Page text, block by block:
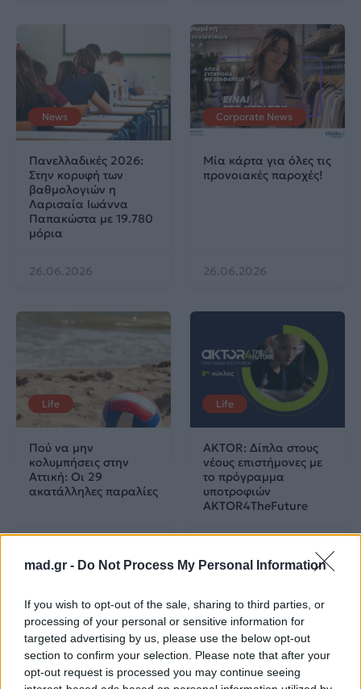
mad.gr - Do Not Process My Personal Information
If you wish to opt-out of the sale, sharing to third parties, or
processing of your personal or sensitive information for
targeted advertising by us, please use the below opt-out
section to confirm your selection. Please note that after your
opt-out request is processed you may continue seeing
News
Πανελλαδικές 2026:
Στην κορυφή των
βαθμολογιών η
Λαρισαία Ιωάννα
Παπακώστα με 19.780
μόρια
26.06.2026
Corporate News
Μία κάρτα για όλες τις
προνοιακές παροχές!
26.06.2026
Life
Πού να μην
κολυμπήσεις στην
Αττική: Οι 29
ακατάλληλες παραλίες
Life
AKTOR: Δίπλα στους
νέους επιστήμονες με
το πρόγραμμα
υποτροφιών
AKTOR4TheFuture
EUROVISION Go out